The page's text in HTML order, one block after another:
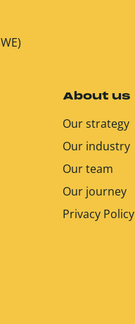
About us
Our strategy
Our industry
Our team
Our journey
Privacy Policy